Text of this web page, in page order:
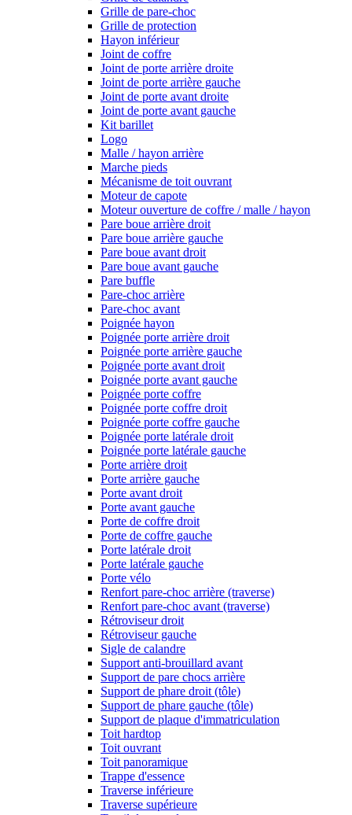
Grille de pare-choc
Grille de protection
Hayon inférieur
Joint de coffre
Joint de porte arrière droite
Joint de porte arrière gauche
Joint de porte avant droite
Joint de porte avant gauche
Kit barillet
Logo
Malle / hayon arrière
Marche pieds
Mécanisme de toit ouvrant
Moteur de capote
Moteur ouverture de coffre / malle / hayon
Pare boue arrière droit
Pare boue arrière gauche
Pare boue avant droit
Pare boue avant gauche
Pare buffle
Pare-choc arrière
Pare-choc avant
Poignée hayon
Poignée porte arrière droit
Poignée porte arrière gauche
Poignée porte avant droit
Poignée porte avant gauche
Poignée porte coffre
Poignée porte coffre droit
Poignée porte coffre gauche
Poignée porte latérale droit
Poignée porte latérale gauche
Porte arrière droit
Porte arrière gauche
Porte avant droit
Porte avant gauche
Porte de coffre droit
Porte de coffre gauche
Porte latérale droit
Porte latérale gauche
Porte vélo
Renfort pare-choc arrière (traverse)
Renfort pare-choc avant (traverse)
Rétroviseur droit
Rétroviseur gauche
Sigle de calandre
Support anti-brouillard avant
Support de pare chocs arrière
Support de phare droit (tôle)
Support de phare gauche (tôle)
Support de plaque d'immatriculation
Toit hardtop
Toit ouvrant
Toit panoramique
Trappe d'essence
Traverse inférieure
Traverse supérieure